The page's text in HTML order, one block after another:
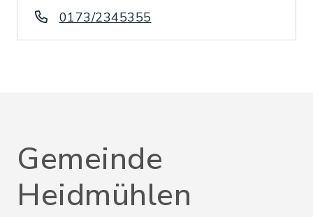
0173/2345355
Gemeinde
Heidmühlen